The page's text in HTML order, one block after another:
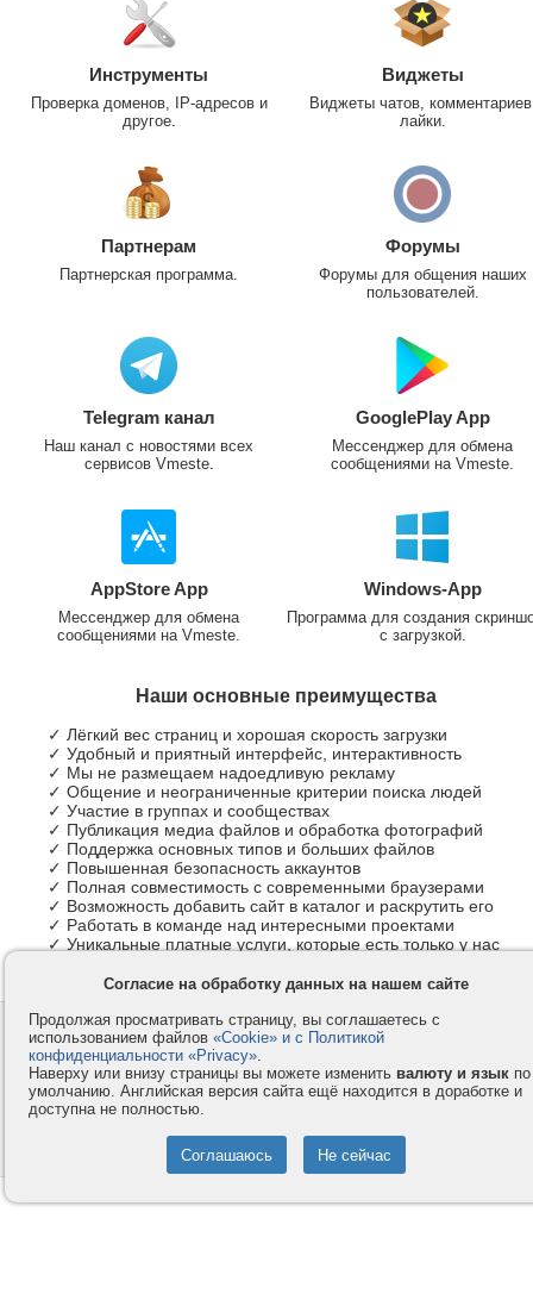
Инструменты
Проверка доменов, IP-адресов и
другое.
Виджеты
Виджеты чатов,
лайки.
Партнерам
Партнерская программа.
Форумы
Форумы для общения наших
пользователей.
Telegram канал
Наш канал с новостями всех
сервисов Vmeste.
GooglePlay App
Мессенджер для обмена
сообщениями на Vmeste.
AppStore App
Мессенджер для обмена
сообщениями на Vmeste.
Windows-App
Программа для создания
с загрузкой.
Наши основные преимущества
✓ Лёгкий вес страниц и хорошая скорость загрузки
✓ Удобный и приятный интерфейс, интерактивность
✓ Мы не размещаем надоедливую рекламу
✓ Общение и неограниченные критерии поиска людей
✓ Участие в группах и сообществах
✓ Публикация медиа файлов и обработка фотографий
✓ Поддержка основных типов и больших файлов
✓ Повышенная безопасность аккаунтов
✓ Полная совместимость с современными браузерами
✓ Возможность добавить сайт в каталог и раскрутить его
✓ Работать в команде над интересными проектами
✓ Уникальные платные услуги, которые есть только у нас
Контакты
Компания
Privacy и Cookie
Услуги
Как оплатить
Помощь
© 2008-2026
- Все права защищены.
Согласие на обработку данных на нашем сайте
Продолжая просматривать страницу, вы соглашаетесь с
использованием файлов «Cookie» и с Политикой
конфиденциальности «Privacy».
Наверху или внизу страницы вы можете изменить валюту и язык по
умолчанию. Английская версия сайта ещё находится в доработке и
доступна не полностью.